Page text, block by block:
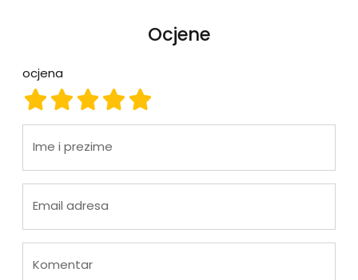
Ocjene
ocjena
ocjena 5
ocjena 4
ocjena 3
ocjena 2
ocjena 1
Ime i prezime
Email adresa
Komentar